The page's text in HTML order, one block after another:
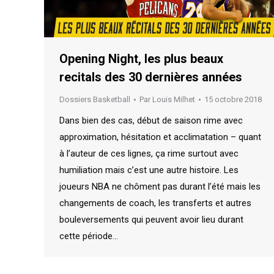
Opening Night, les plus beaux
recitals des 30 dernières années
Dossiers Basketball Par Louis Milhet 15 octobre 2018
Dans bien des cas, début de saison rime avec
approximation, hésitation et acclimatation – quant
à l’auteur de ces lignes, ça rime surtout avec
humiliation mais c’est une autre histoire. Les
joueurs NBA ne chôment pas durant l’été mais les
changements de coach, les transferts et autres
bouleversements qui peuvent avoir lieu durant
cette période…